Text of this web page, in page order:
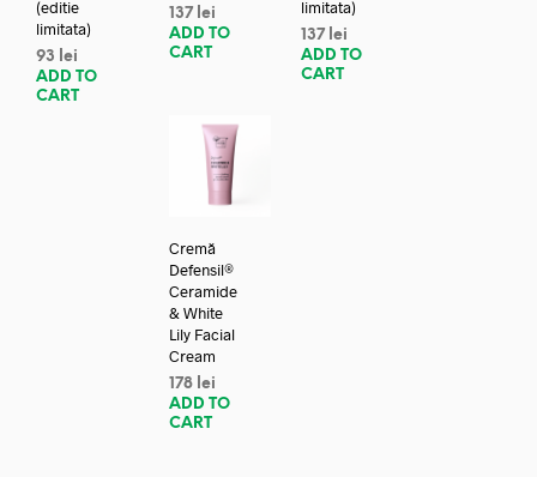
(editie
limitata)
93
lei
ADD TO
CART
137 lei
ADD TO
CART
limitata)
137 lei
ADD TO
CART
Cremă
Defensil®
Ceramide
& White
Lily Facial
Cream
178 lei
ADD TO
CART